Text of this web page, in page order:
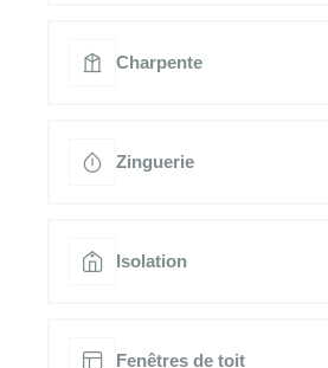
Charpente
Zinguerie
Isolation
Fenêtres de toit